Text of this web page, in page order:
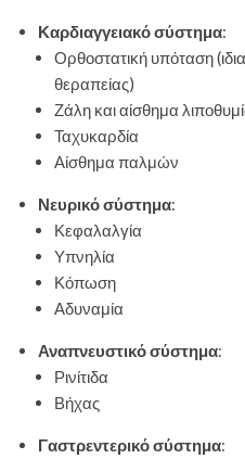
Καρδιαγγειακό σύστημα:
Ορθοστατική υπόταση
θεραπείας)
Ζάλη και αίσθημα
Ταχυκαρδία
Αίσθημα παλμών
Νευρικό σύστημα:
Κεφαλαλγία
Υπνηλία
Κόπωση
Αδυναμία
Αναπνευστικό σύστημα:
Ρινίτιδα
Βήχας
Γαστρεντερικό σύστημα: